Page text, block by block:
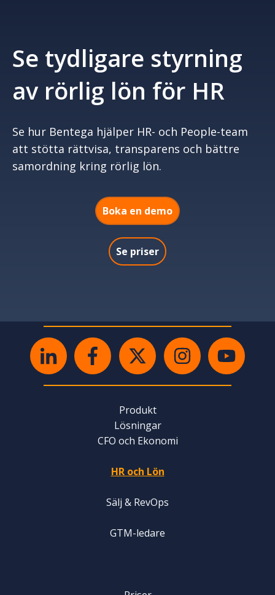
Se tydligare styrning
av rörlig lön för HR
Se hur Bentega hjälper HR- och People-team
att stötta rättvisa, transparens och bättre
samordning kring rörlig lön.
Boka en demo
Se priser
Produkt
Lösningar
CFO och Ekonomi
HR och Lön
Sälj & RevOps
GTM-ledare